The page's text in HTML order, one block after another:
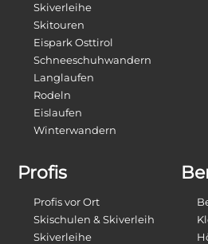
Skiverleihe
Skitouren
Eispark Osttirol
Schneeschuhwandern
Langlaufen
Rodeln
Eislaufen
Winterwandern
Profis
Profis vor Ort
Skischulen & Skiverleih
Skiverleihe